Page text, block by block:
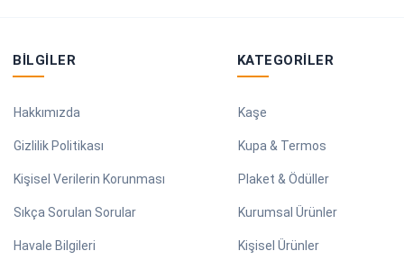
BILGILER
Hakkımızda
Gizlilik Politikası
Kişisel Verilerin Korunması
Sıkça Sorulan Sorular
Havale Bilgileri
KATEGORILER
Kaşe
Kupa & Termos
Plaket & Ödüller
Kurumsal Ürünler
Kişisel Ürünler